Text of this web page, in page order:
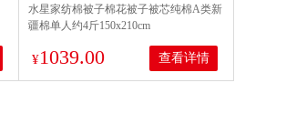
水星家纺棉被子棉花被子被芯纯棉A类新
疆棉单人约4斤150x210cm
¥1039.00 查看详情